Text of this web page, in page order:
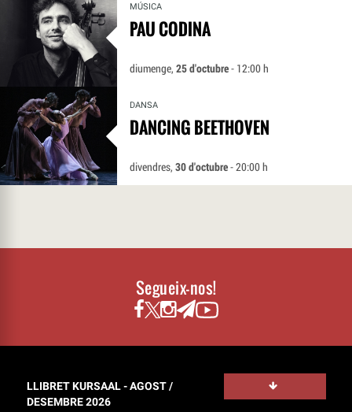
MÚSICA
PAU CODINA
diumenge,25 d'octubre- 12:00 h
DANSA
DANCING BEETHOVEN
divendres,30 d'octubre- 20:00 h
Segueix-nos!
LLIBRET KURSAAL - AGOST /
DESEMBRE 2026